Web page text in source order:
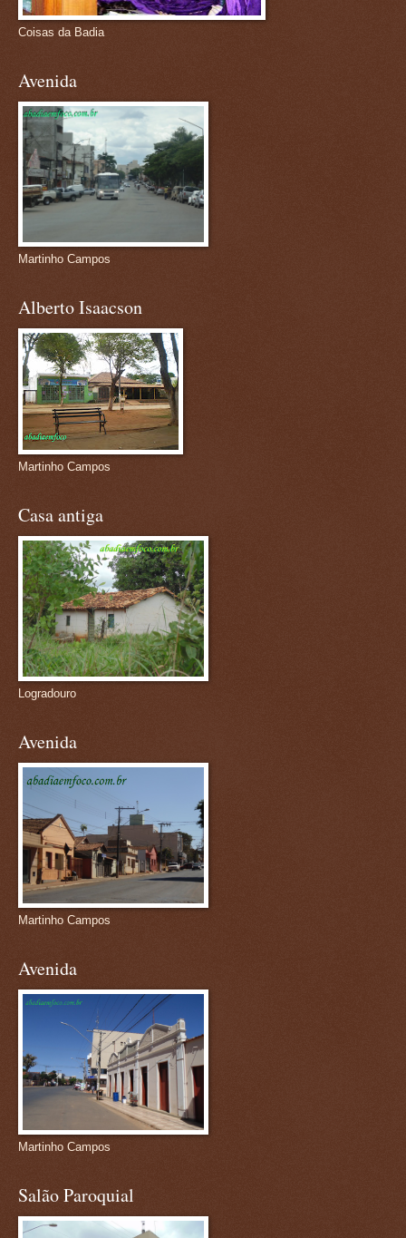
Coisas da Badia
Avenida
Martinho Campos
Alberto Isaacson
Martinho Campos
Casa antiga
Logradouro
Avenida
Martinho Campos
Avenida
Martinho Campos
Salão Paroquial